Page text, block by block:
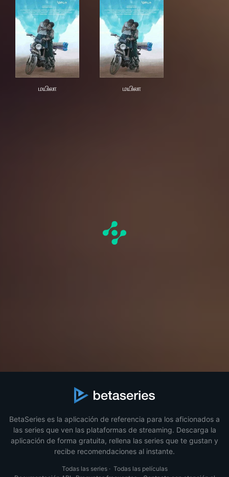
மயிலா மயிலா
BetaSeries es la aplicación de referencia para los aficionados a
las series que ven las plataformas de streaming. Descarga la
aplicación de forma gratuita, rellena las series que te gustan y
recibe recomendaciones al instante.
Todas las series· Todas las películas